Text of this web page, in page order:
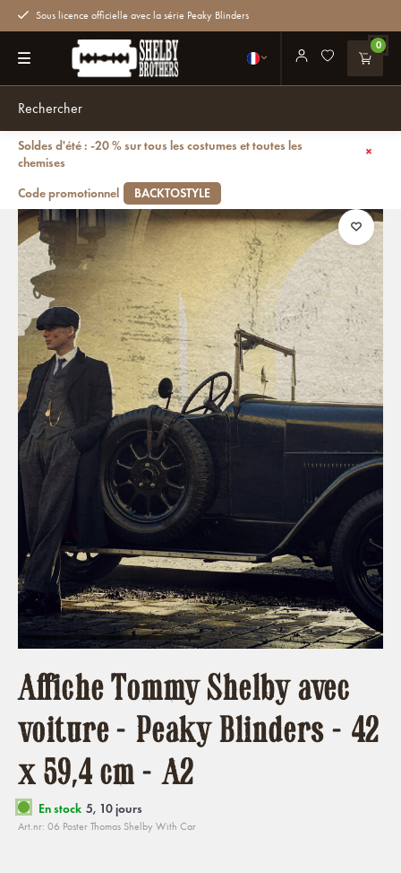
Sous licence officielle avec la série Peaky Blinders
0
Soldes d'été : -20 % sur tous les costumes et toutes les
chemises
Code promotionnel
BACKTOSTYLE
Retour
Affiche Tommy Shelby avec
voiture - Peaky Blinders - 42
x 59,4 cm - A2
En stock 5, 10 jours
Art.nr: 06 Poster Thomas Shelby With Car